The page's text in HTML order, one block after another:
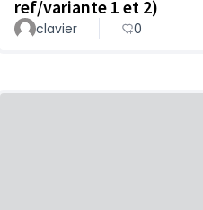
ref/variante 1 et 2)
clavier 0